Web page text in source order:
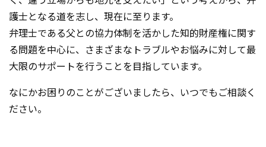
護士となる道を志し、現在に至ります。
弁理士である父との協力体制を活かした知的財産権に関す
る問題を中心に、さまざまなトラブルやお悩みに対して最
大限のサポートを行うことを目指しています。
なにかお困りのことがございましたら、いつでもご相談く
ださい。